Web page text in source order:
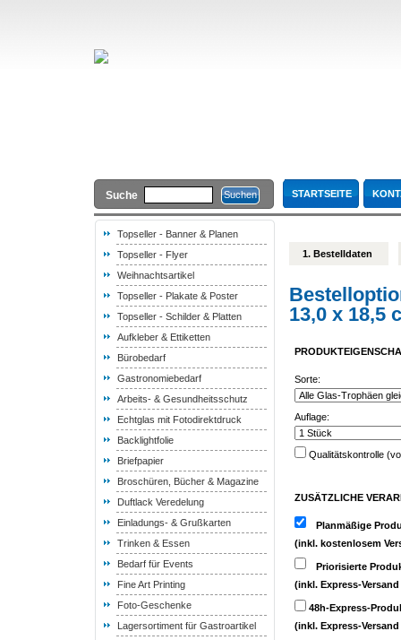
Suche STARTSEITE
Topseller - Banner & Planen
Topseller - Flyer
Weihnachtsartikel
Topseller - Plakate & Poster
Topseller - Schilder & Platten
Aufkleber & Ettiketten
Bürobedarf
Gastronomiebedarf
Arbeits- & Gesundheitsschutz
Echtglas mit Fotodirektdruck
Backlightfolie
Briefpapier
Broschüren, Bücher & Magazine
Duftlack Veredelung
Einladungs- & Grußkarten
Trinken & Essen
Bedarf für Events
Fine Art Printing
Foto-Geschenke
Lagersortiment für Gastroartikel
1. Bestelldaten
13,0 x 18,5
Sorte:
Auflage:
Qualitätskontrolle
ZUSÄTZLICHE
Planmäßige
(inkl. kostenlosem
Priorisierte
(inkl. Express-Versand
48h-Express-
(inkl. Express-Versand